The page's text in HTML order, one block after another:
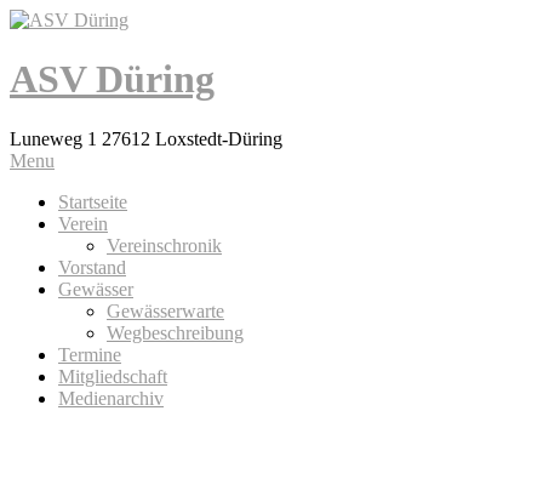
ASV Düring
Luneweg 1 27612 Loxstedt-Düring
Menu
Startseite
Verein
Vereinschronik
Vorstand
Gewässer
Gewässerwarte
Wegbeschreibung
Termine
Mitgliedschaft
Medienarchiv